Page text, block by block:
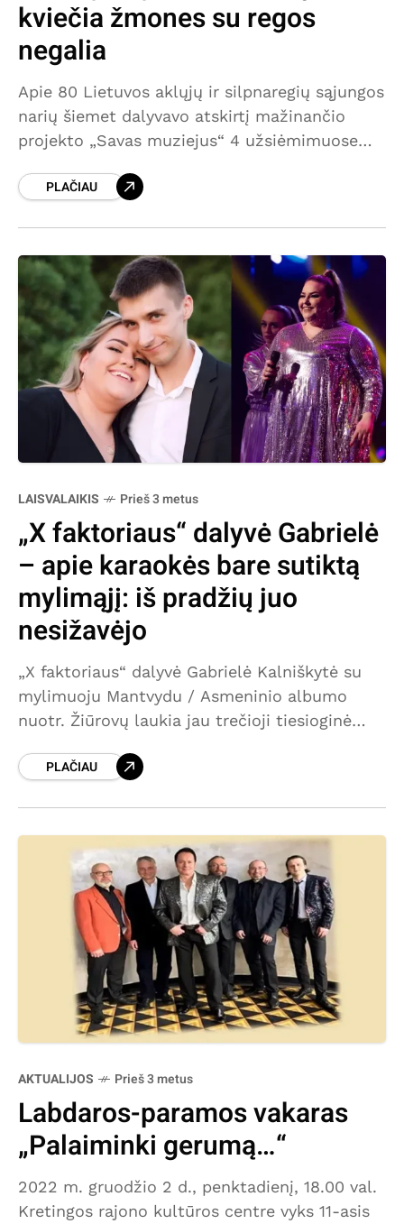
kviečia žmones su regos
negalia
Apie 80 Lietuvos aklųjų ir silpnaregių sąjungos
narių šiemet dalyvavo atskirtį mažinančio
projekto „Savas muziejus“ 4 užsiėmimuose
miesto ir Kretingos rajono filialų nariai bei
PLAČIAU
LAISVALAIKIS Prieš 3 metus
„X faktoriaus“ dalyvė Gabrielė
– apie karaokės bare sutiktą
mylimąjį: iš pradžių juo
nesižavėjo
„X faktoriaus“ dalyvė Gabrielė Kalniškytė su
mylimuoju Mantvydu / Asmeninio albumo
nuotr. Žiūrovų laukia jau trečioji tiesioginė
vakaro naujiena – į teisėjos kėdę po
PLAČIAU
AKTUALIJOS Prieš 3 metus
Labdaros-paramos vakaras
„Palaiminki gerumą…“
2022 m. gruodžio 2 d., penktadienį, 18.00 val.
Kretingos rajono kultūros centre vyks 11-asis